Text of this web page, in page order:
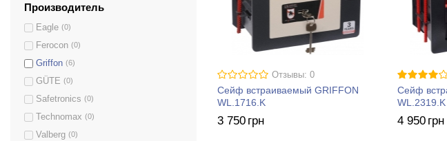
Производитель
Eagle (0)
Ferocon (0)
Griffon (6)
GÜTE (0)
Safetronics (0)
Technomax (0)
Valberg (0)
Отзывы: 0
Сейф встраиваемый GRIFFON
WL.1716.K
3 750 грн
Сейф
WL.2319.K
4 950 грн